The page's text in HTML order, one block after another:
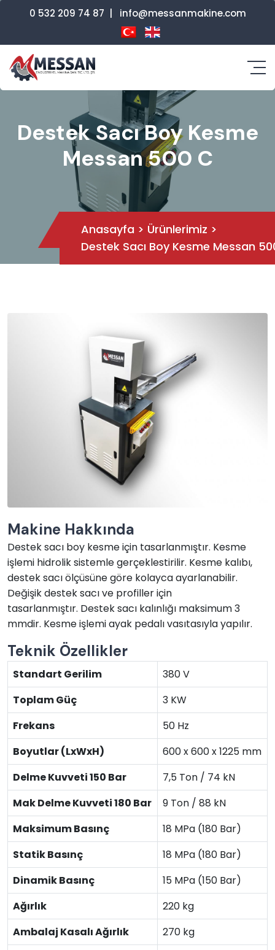
0 532 209 74 87 info@messanmakine.com
Destek Sacı Boy Kesme
Messan 500 C
Anasayfa > Ürünlerimiz >
Destek Sacı Boy Kesme Messan
Makine Hakkında
Destek sacı boy kesme için tasarlanmıştır. Kesme
işlemi hidrolik sistemle gerçeklestirilir. Kesme kalıbı,
destek sacı ölçüsüne göre kolayca ayarlanabilir.
Değişik destek sacı ve profiller için
tasarlanmıştır. Destek sacı kalınlığı maksimum 3
mmdir. Kesme işlemi ayak pedalı vasıtasıyla yapılır.
Teknik Özellikler
Standart Gerilim
380 V
Toplam Güç
3 KW
Frekans
50 Hz
Boyutlar (LxWxH)
600 x 600 x 1225 mm
Delme Kuvveti 150 Bar
7,5 Ton / 74 kN
Mak Delme Kuvveti 180 Bar
9 Ton / 88 kN
Maksimum Basınç
18 MPa (180 Bar)
Statik Basınç
18 MPa (180 Bar)
Dinamik Basınç
15 MPa (150 Bar)
Ağırlık
220 kg
Ambalaj Kasalı Ağırlık
270 kg